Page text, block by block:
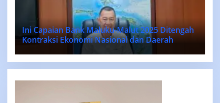
Ini Capaian Bank Maluku-Malut 2025 Ditengah
Kontraksi Ekonomi Nasional dan Daerah